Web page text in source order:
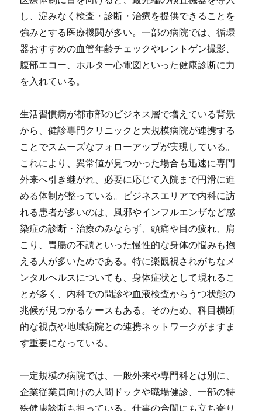
し、淀みなく検査・診断・治療を提供できることを
強みとする医療機関が多い。一部の病院では、循環
器おすすめの血管年齢チェックやレントゲン撮影、
腹部エコー、ホルター心電図といった健康診断に力
を入れている。
生活習慣病が都市部のビジネス層で増えている背景
から、健診専門クリニックと大規模病院が連携する
ことでスムーズなフォローアップが実現している。
これにより、異常値が見つかった場合も迅速に専門
外来へ引き継がれ、必要に応じて入院まで円滑に進
める体制が整っている。ビジネスエリアで内科に訪
れる患者が多いのは、風邪やインフルエンザなど感
染症の診断・治療のみならず、頭痛や目の疲れ、肩
こり、胃腸の不調といった慢性的な身体の悩みも抱
える人が多いためである。特に楽観視されがちなメ
ンタルヘルスについても、身体症状として現れるこ
とが多く、内科での問診や血液検査からうつ状態の
兆候が見つかるケースもある。そのため、科目横断
的な視点や地域病院との連携ネットワークがますま
す重要になっている。
一定規模の病院では、一般外来や専門科とは別に、
企業従業員向けの人間ドックや職場健診、一部の特
殊健康診断も担っている。仕事の合間にも立ち寄り